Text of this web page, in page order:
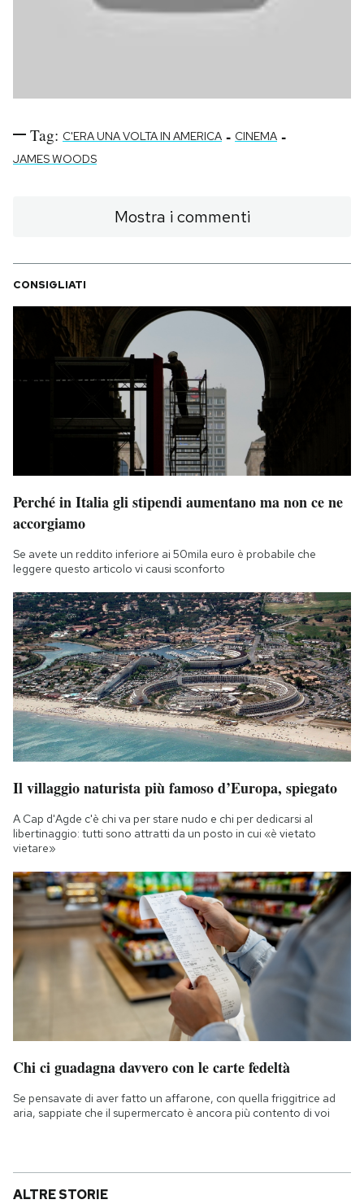
Tag: C'ERA UNA VOLTA IN AMERICA - CINEMA -
JAMES WOODS
Mostra i commenti
CONSIGLIATI
Perché in Italia gli stipendi aumentano ma non ce ne
accorgiamo
Se avete un reddito inferiore ai 50mila euro è probabile che
leggere questo articolo vi causi sconforto
Il villaggio naturista più famoso d’Europa, spiegato
A Cap d'Agde c'è chi va per stare nudo e chi per dedicarsi al
libertinaggio: tutti sono attratti da un posto in cui «è vietato
vietare»
Chi ci guadagna davvero con le carte fedeltà
Se pensavate di aver fatto un affarone, con quella friggitrice ad
aria, sappiate che il supermercato è ancora più contento di voi
ALTRE STORIE